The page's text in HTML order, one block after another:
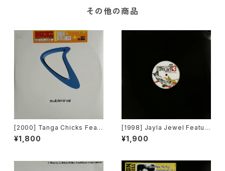
その他の商品
[2000] Tanga Chicks Featu
ring Dimitri & Tom – Brasil
Over Zurich [Subliminal][2
¥1,800
[1998] Jayla Jewel Featuri
ng Grand Puba – I Like Wh
at U Do To Me (Remix) [Str
¥1,900